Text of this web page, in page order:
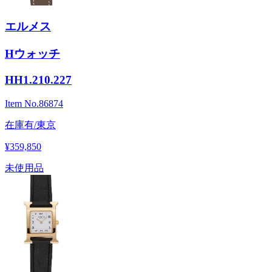
エルメス
Hウォッチ
HH1.210.227
Item No.86874
在庫有/東京
¥359,850
未使用品